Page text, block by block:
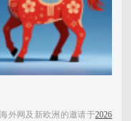
外网及新欧洲的邀请于2026